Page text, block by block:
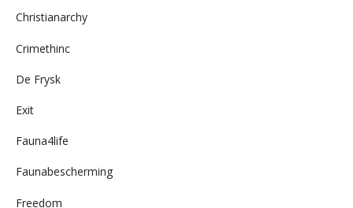
Christianarchy
Crimethinc
De Frysk
Exit
Fauna4life
Faunabescherming
Freedom